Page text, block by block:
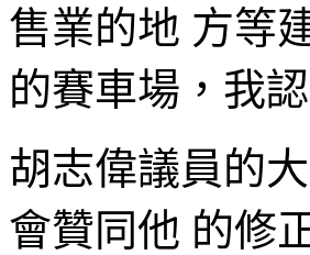
售業的地 方等
的賽車場，我
胡志偉議員的
會贊同他 的修